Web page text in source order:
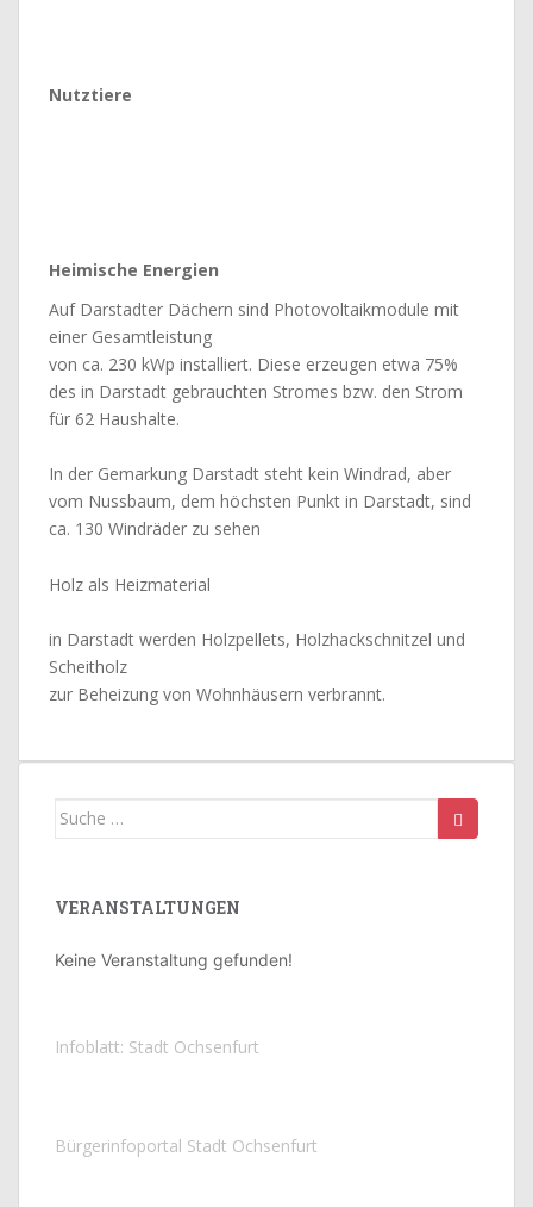
Nutztiere
Heimische Energien
Auf Darstadter Dächern sind Photovoltaikmodule mit
einer Gesamtleistung
von ca. 230 kWp installiert. Diese erzeugen etwa 75%
des in Darstadt gebrauchten Stromes bzw. den Strom
für 62 Haushalte.
In der Gemarkung Darstadt steht kein Windrad, aber
vom Nussbaum, dem höchsten Punkt in Darstadt, sind
ca. 130 Windräder zu sehen
Holz als Heizmaterial
in Darstadt werden Holzpellets, Holzhackschnitzel und
Scheitholz
zur Beheizung von Wohnhäusern verbrannt.
Suche
VERANSTALTUNGEN
Keine Veranstaltung gefunden!
Infoblatt: Stadt Ochsenfurt
Bürgerinfoportal Stadt Ochsenfurt